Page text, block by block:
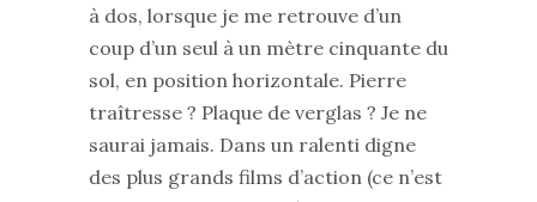
à dos, lorsque je me retrouve d’un
coup d’un seul à un mètre cinquante du
sol, en position horizontale. Pierre
traîtresse ? Plaque de verglas ? Je ne
saurai jamais. Dans un ralenti digne
des plus grands films d’action (ce n’est